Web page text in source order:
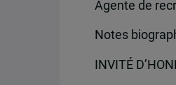
Agente de
Notes
INVITÉ